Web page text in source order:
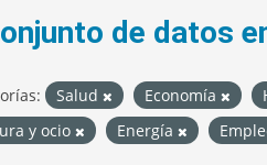
de datos
Salud Economía
y ocio
Energía